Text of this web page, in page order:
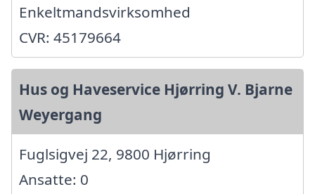
Enkeltmandsvirksomhed
CVR: 45179664
Hus og Haveservice Hjørring V. Bjarne
Weyergang
Fuglsigvej 22, 9800 Hjørring
Ansatte: 0